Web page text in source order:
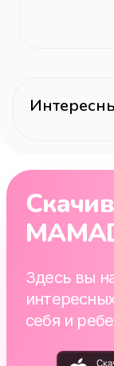
Здесь вы
себя и